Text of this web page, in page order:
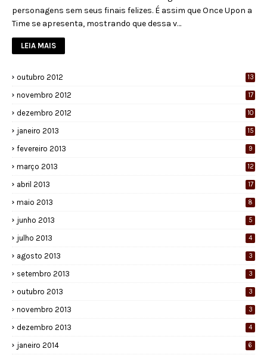
personagens sem seus finais felizes. É assim que Once Upon a
Time se apresenta, mostrando que dessa v…
LEIA MAIS
outubro 2012 13
novembro 2012 17
dezembro 2012 10
janeiro 2013 15
fevereiro 2013 9
março 2013 12
abril 2013 17
maio 2013 8
junho 2013 5
julho 2013 4
agosto 2013 3
setembro 2013 3
outubro 2013 3
novembro 2013 3
dezembro 2013 4
janeiro 2014 6